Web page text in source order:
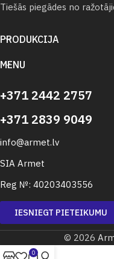
Tiešās piegādes no
PRODUKCIJA
MENU
+371 2442 2757
+371 2839 9049
info@armet.lv
SIA Armet
Reg №: 40203403556
IESNIEGT PIETEIKUMU
© 2026
0